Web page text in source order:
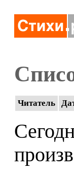
Читатель